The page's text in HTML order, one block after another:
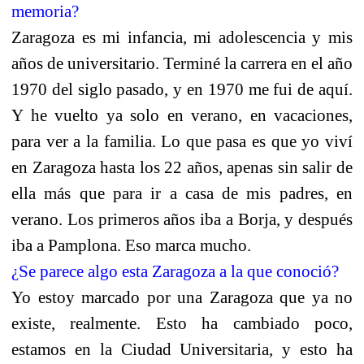
memoria?
Zaragoza es mi infancia, mi adolescencia y mis
años de universitario. Terminé la carrera en el año
1970 del siglo pasado, y en 1970 me fui de aquí.
Y he vuelto ya solo en verano, en vacaciones,
para ver a la familia. Lo que pasa es que yo viví
en Zaragoza hasta los 22 años, apenas sin salir de
ella más que para ir a casa de mis padres, en
verano. Los primeros años iba a Borja, y después
iba a Pamplona. Eso marca mucho.
¿Se parece algo esta Zaragoza a la que conoció?
Yo estoy marcado por una Zaragoza que ya no
existe, realmente. Esto ha cambiado poco,
estamos en la Ciudad Universitaria, y esto ha